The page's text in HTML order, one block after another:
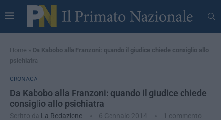
Home » Da Kabobo alla Franzoni: quando il giudice chiede consiglio allo
psichiatra
CRONACA
Da Kabobo alla Franzoni: quando il giudice chiede
consiglio allo psichiatra
Scritto da La Redazione 6 Gennaio 2014 1 commento